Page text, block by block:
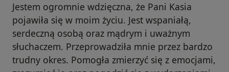
Jestem ogromnie wdzięczna, że Pani Kasia
pojawiła się w moim życiu. Jest wspaniałą,
serdeczną osobą oraz mądrym i uważnym
słuchaczem. Przeprowadziła mnie przez bardzo
trudny okres. Pomogła zmierzyć się z emocjami,